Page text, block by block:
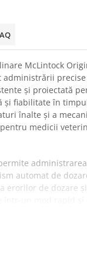
McLintock
și proiectată
și fiabilitate în
înalte și a
medicii
automat de
erorilor de dozare
funcționarea